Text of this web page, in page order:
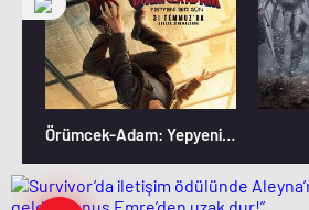
Örümcek-Adam: Yepyeni Bir Gün